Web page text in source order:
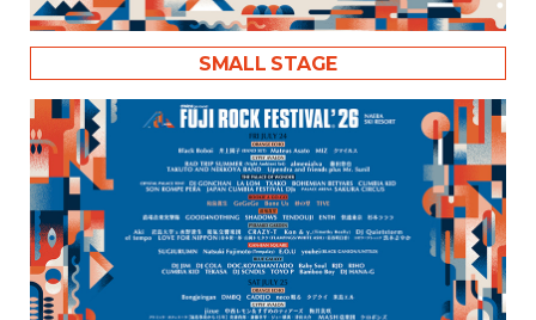
SMALL STAGE